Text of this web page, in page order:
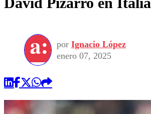
por Ignacio López
enero 07, 2025